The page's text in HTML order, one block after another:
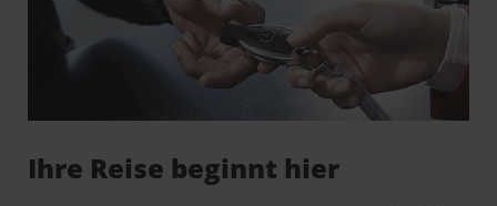
Ihre Reise beginnt hier